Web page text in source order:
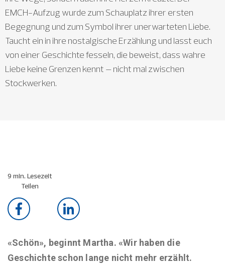
EMCH-Aufzug wurde zum Schauplatz ihrer ersten
Begegnung und zum Symbol ihrer unerwarteten Liebe.
Taucht ein in ihre nostalgische Erzählung und lasst euch
von einer Geschichte fesseln, die beweist, dass wahre
Liebe keine Grenzen kennt – nicht mal zwischen
Stockwerken.
9 min. Lesezeit
Teilen
«Schön», beginnt Martha. «Wir haben die
Geschichte schon lange nicht mehr erzählt.